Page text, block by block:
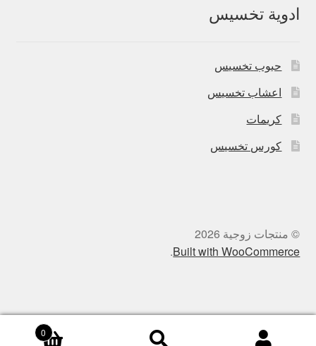
ادوية تخسيس
حبوب تخسيس
اعشاب تخسيس
كريمات
كورس تخسيس
© منتجات زوجية 2026
Built with WooCommerce
.
0